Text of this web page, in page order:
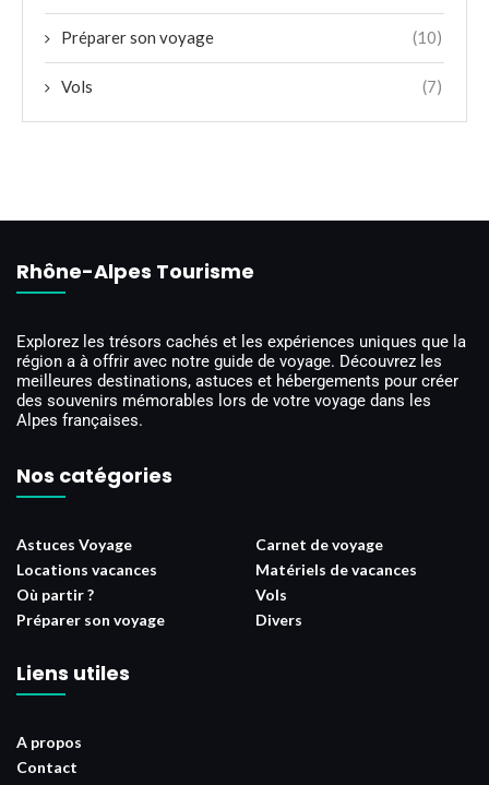
Préparer son voyage (10)
Vols (7)
Rhône-Alpes Tourisme
Explorez les trésors cachés et les expériences uniques que la
région a à offrir avec notre guide de voyage. Découvrez les
meilleures destinations, astuces et hébergements pour créer
des souvenirs mémorables lors de votre voyage dans les
Alpes françaises.
Nos catégories
Astuces Voyage
Carnet de voyage
Locations vacances
Matériels de vacances
Où partir ?
Vols
Préparer son voyage
Divers
Liens utiles
A propos
Contact